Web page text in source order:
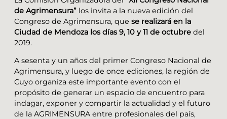
de Agrimensura” los invita a la nueva edición del
Congreso de Agrimensura, que se realizará en la
Ciudad de Mendoza los días 9, 10 y 11 de octubre del
2019.
A sesenta y un años del primer Congreso Nacional de
Agrimensura, y luego de once ediciones, la región de
Cuyo organiza este importante evento con el
propósito de generar un espacio de encuentro para
indagar, exponer y compartir la actualidad y el futuro
de la AGRIMENSURA entre profesionales del país,